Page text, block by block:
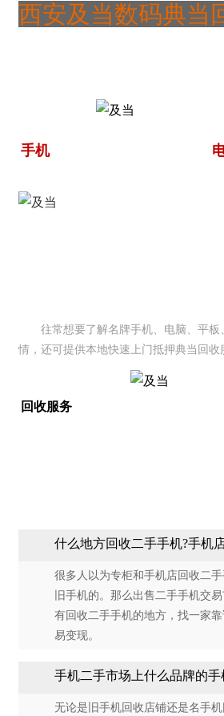
西安及当数码典当
手机
往常想要了解名牌手机、电脑、平板
情，还可提供本地快速上门抵押典当回收
回收服务
什么地方回收二手手机?手机
很多人以为专柜和手机店回收二
旧手机的。那么出售二手手机交
有回收二手手机的地方，找一家
易变现。
手机二手市场上什么品牌的手
无论是旧手机回收店铺还是名手